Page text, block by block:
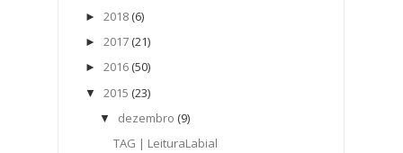
► 2018 (6)
► 2017 (21)
► 2016 (50)
▼ 2015 (23)
▼ dezembro (9)
TAG | LeituraLabial